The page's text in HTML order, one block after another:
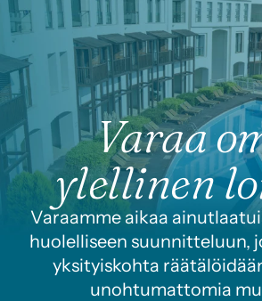
Varaa
ylellinen
Varaamme aikaa
huolelliseen suunnitteluun,
yksityiskohta
unohtumattomia